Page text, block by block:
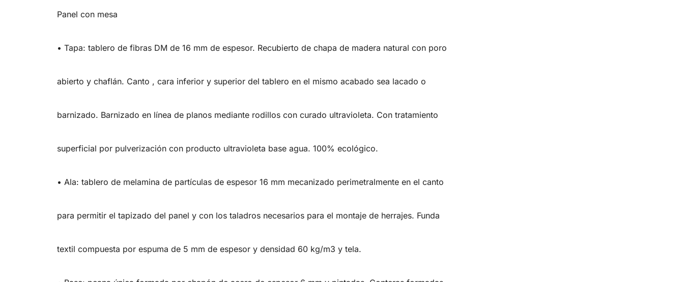
Panel con mesa
• Tapa: tablero de fibras DM de 16 mm de espesor. Recubierto de chapa de madera natural con poro
abierto y chaflán. Canto , cara inferior y superior del tablero en el mismo acabado sea lacado o
barnizado. Barnizado en línea de planos mediante rodillos con curado ultravioleta. Con tratamiento
superficial por pulverización con producto ultravioleta base agua. 100% ecológico.
• Ala: tablero de melamina de partículas de espesor 16 mm mecanizado perimetralmente en el canto
para permitir el tapizado del panel y con los taladros necesarios para el montaje de herrajes. Funda
textil compuesta por espuma de 5 mm de espesor y densidad 60 kg/m3 y tela.